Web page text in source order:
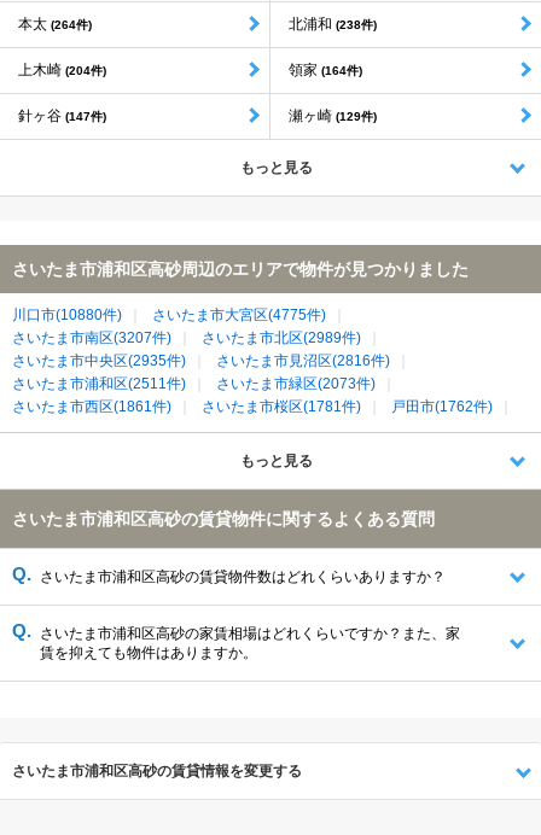
本太 (264件) 北浦和 (238件)
上木崎 (204件) 領家 (164件)
針ヶ谷 (147件) 瀬ヶ崎 (129件)
もっと見る
さいたま市浦和区高砂周辺のエリアで物件が見つかりました
川口市(10880件)
さいたま市大宮区(4775件)
さいたま市南区(3207件)
さいたま市北区(2989件)
さいたま市中央区(2935件)
さいたま市見沼区(2816件)
さいたま市浦和区(2511件)
さいたま市緑区(2073件)
さいたま市西区(1861件)
さいたま市桜区(1781件)
戸田市(1762件)
さいたま市岩槻区(1523件)
蕨市(1369件)
朝霞市(1120件)
富士見市(883件) 和光市(671件)
もっと見る
さいたま市浦和区高砂の賃貸物件に関するよくある質問
さいたま市浦和区高砂の賃貸物件数はどれくらいありますか？
さいたま市浦和区高砂の家賃相場はどれくらいですか？また、家
賃を抑えても物件はありますか。
さいたま市浦和区高砂の賃貸情報を変更する